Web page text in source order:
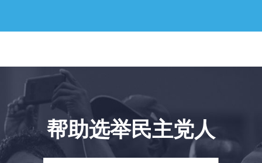
Shop
与我们合作
您的派对
行动
Vote
捐赠
帮助选举民主党人